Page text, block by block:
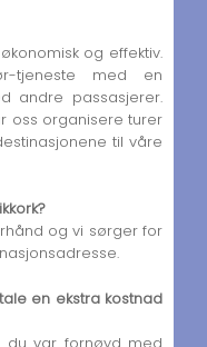
og effektiv.
tjeneste med en
andre passasjerer.
oss organisere turer
til våre
og vi sørger for
en ekstra kostnad